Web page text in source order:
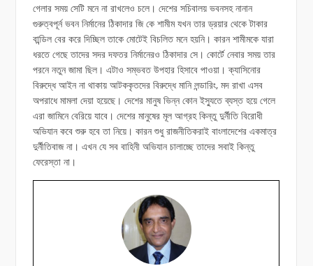
গেলার সময় সেটি মনে না রাখলেও চলে। দেশের সচিবালয় ভবনসহ নানান
গুরুত্বপূর্ন ভবন নির্মানের ঠিকাদার জি কে শামীম যখন তার ড্রয়ার থেকে টাকার
বান্ডিল বের করে দিচ্ছিল তাকে মোটেই বিচলিত মনে হয়নি। কারন শামীমকে যারা
ধরতে গেছে তাদের সদর দফতর নির্মানেরও ঠিকাদার সে। কোর্টে নেবার সময় তার
পরনে নতুন জামা ছিল। এটাও সম্ভবত উপহার হিসাবে পাওয়া। ক্যাসিনোর
বিরুদ্ধে আইন না থাকায় আটককৃতদের বিরুদ্ধে মানি লন্ডারিং, মদ রাখা এসব
অপরাধে মামলা দেয়া হয়েছে। দেশের মানুষ ভিন্ন কোন ইস্যুতে ব্যস্ত হয়ে গেলে
এরা জামিনে বেরিয়ে যাবে। দেশের মানুষের মূল আগ্রহ কিন্তু দুর্নীতি বিরোধী
অভিযান কবে শুরু হবে তা নিয়ে। কারন শুধু রাজনীতিকরাই বাংলাদেশের একমাত্র
দুর্নীতিবাজ না। এখন যে সব বাহিনী অভিযান চালাচ্ছে তাদের সবাই কিন্তু
ফেরেস্তা না।